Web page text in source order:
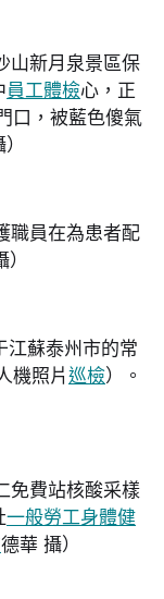
山新月泉景區保
員工體檢心，正
口，被藍色傻氣
職員在為患者配
江蘇泰州市的常
機照片 巡檢）。
免費站核酸采樣
一般勞工身體健
德華 攝）